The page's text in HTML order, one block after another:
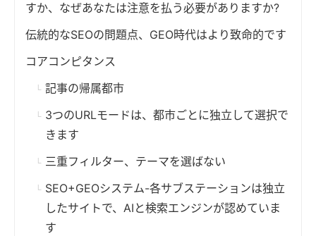
すか、なぜあなたは注意を払う必要がありますか?
伝統的なSEOの問題点、GEO時代はより致命的です
コアコンピタンス
記事の帰属都市
3つのURLモードは、都市ごとに独立して選択で
きます
三重フィルター、テーマを選ばない
SEO+GEOシステム-各サブステーションは独立
したサイトで、AIと検索エンジンが認めていま
す